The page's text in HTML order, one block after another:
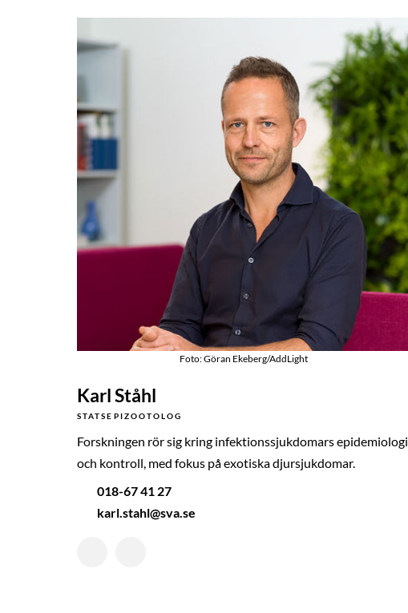
Foto: Göran Ekeberg/AddLight
Karl Ståhl
STATSEPIZOOTOLOG
Forskningen rör sig kring infektionssjukdomars epidemiologi
och kontroll, med fokus på exotiska djursjukdomar.
018-67 41 27
karl.stahl@sva.se